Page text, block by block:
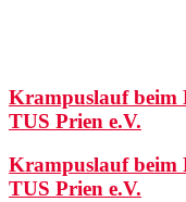
Krampuslauf beim
TUS Prien e.V.
Krampuslauf beim
TUS Prien e.V.